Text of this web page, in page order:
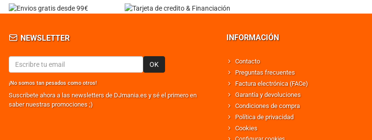
NEWSLETTER
OK
¡No somos tan pesados como otros!
Suscribete ahora a las newsletters de DJmania.es y sé el primero en
saber nuestras promociones ;)
INFORMACIÓN
Contacto
Preguntas frecuentes
Factura electrónica (FACe)
Garantía y devoluciones
Condiciones de compra
Política de privacidad
Cookies